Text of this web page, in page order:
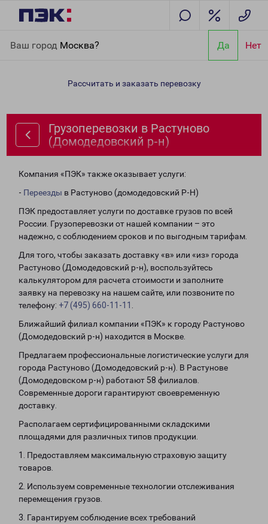
Ваш город Москва? Да Нет
(Домодедовский р-н)
Рассчитать и заказать перевозку
Грузоперевозки в Растуново
(Домодедовский р-н)
Компания «ПЭК» также оказывает услуги:
- Переезды в Растуново (домодедовский Р-Н)
ПЭК предоставляет услуги по доставке грузов по всей
России. Грузоперевозки от нашей компании – это
надежно, с соблюдением сроков и по выгодным тарифам.
Для того, чтобы заказать доставку «в» или «из» города
Растуново (Домодедовский р-н), воспользуйтесь
калькулятором для расчета стоимости и заполните
заявку на перевозку на нашем сайте, или позвоните по
телефону: +7 (495) 660-11-11
Ближайший филиал компании «ПЭК» к городу Растуново
(Домодедовский р-н) находится в Москве.
Предлагаем профессиональные логистические услуги для
города Растуново (Домодедовский р-н). В Растунове
(Домодедовском р-н) работают 58 филиалов.
Современные дороги гарантируют своевременную
доставку.
Располагаем сертифицированными складскими
площадями для различных типов продукции.
1. Предоставляем максимальную страховую защиту
товаров.
2. Используем современные технологии отслеживания
перемещения грузов.
3. Гарантируем соблюдение всех требований